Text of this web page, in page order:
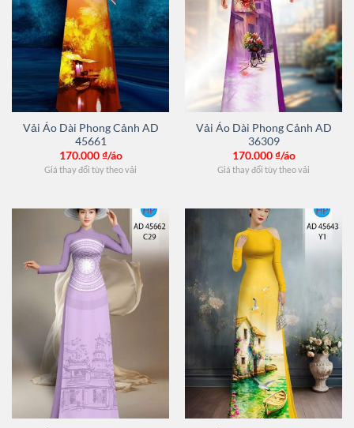
Vải Áo Dài Phong Cảnh AD
45661
170.000₫/áo
Giá thay đổi tùy theo vải
Vải Áo Dài Phong Cảnh AD
36309
170.000₫/áo
Giá thay đổi tùy theo vải